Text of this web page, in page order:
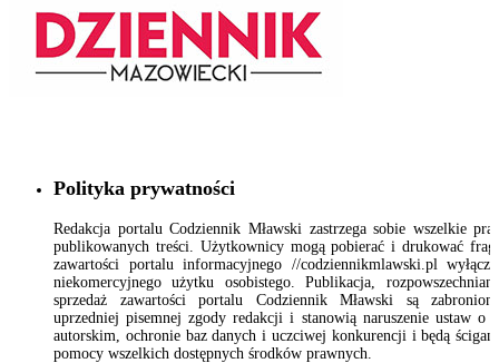
Polityka prywatności
Redakcja portalu Codziennik Mławski zastrzega sobie wszelkie
publikowanych treści. Użytkownicy mogą pobierać i drukować
zawartości portalu informacyjnego //codziennikmlawski.pl
niekomercyjnego użytku osobistego. Publikacja,
sprzedaż zawartości portalu Codziennik Mławski są
uprzedniej pisemnej zgody redakcji i stanowią naruszenie ustaw o
autorskim, ochronie baz danych i uczciwej konkurencji i będą
pomocy wszelkich dostępnych środków prawnych.